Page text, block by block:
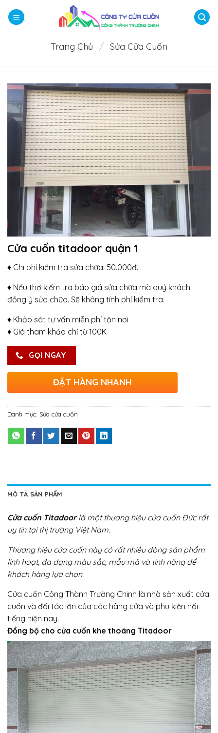
qua
Trang Chủ / Sửa Cửa Cuốn
Cửa cuốn titadoor quận 1
♦ Chi phí kiểm tra sửa chữa: 50.000đ.
♦ Nếu thợ kiểm tra báo giá sửa chữa mà quý khách
đồng ý sửa chữa. Sẽ không tính phí kiểm tra.
♦ Khảo sát tư vấn miễn phí tận nơi
♦ Giá tham khảo chỉ từ 100K
GỌI NGAY
ĐẶT HÀNG NHANH
Danh mục: Sửa cửa cuốn
MÔ TẢ SẢN PHẨM
Cửa cuốn Titadoorlà một thương hiệu cửa cuốn Đức rất
uy tín tại thị trường Việt Nam.
Thương hiệu cửa cuốn này có rất nhiều dòng sản phẩm
linh hoạt, đa dạng màu sắc, mẫu mã và tính năng để
khách hàng lựa chọn.
Cửa cuốn Công Thành Trường Chinh là nhà sản xuất cửa
cuốn và đối tác lớn của các hãng cửa và phụ kiện nổi
tiếng hiện nay.
Đồng bộ cho cửa cuốn khe thoáng Titadoor